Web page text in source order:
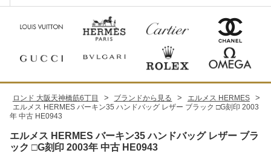
ロンド 大阪天神橋筋6丁目 > ブランドから見る > エルメス HERMES >
エルメス HERMES バーキン35 ハンドバッグ レザー ブラック □G刻印 2003
年 中古 HE0943
エルメス HERMES バーキン35 ハンドバッグ レザー ブラ
ック □G刻印 2003年 中古 HE0943